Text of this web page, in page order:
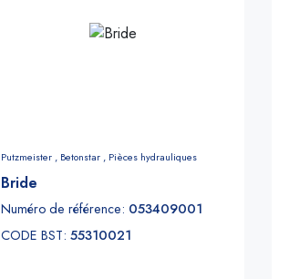
Putzmeister , Betonstar , Pièces hydrauliques
Bride
Numéro de référence: 053409001
CODE BST: 55310021